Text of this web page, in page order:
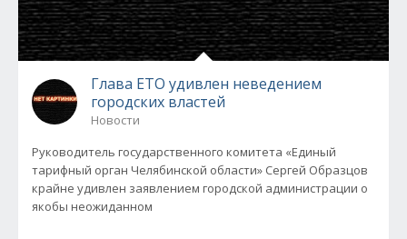
Глава ЕТО удивлен неведением
городских властей
Новости
Руководитель государственного комитета «Единый
тарифный орган Челябинской области» Сергей Образцов
крайне удивлен заявлением городской администрации о
якобы неожиданном